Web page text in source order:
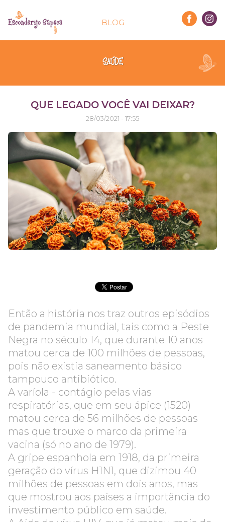
BLOG
SAÚDE
QUE LEGADO VOCÊ VAI DEIXAR?
28/03/2021 - 17:55
Então a história nos traz outros episódios
de pandemia mundial, tais como a Peste
Negra no século 14, que durante 10 anos
matou cerca de 100 milhões de pessoas,
pois não existia saneamento básico
tampouco antibiótico.
A varíola - contágio pelas vias
respiratórias, que em seu ápice (1520)
matou cerca de 56 milhões de pessoas
mas que trouxe o marco da primeira
vacina (só no ano de 1979).
A gripe espanhola em 1918, da primeira
geração do vírus H1N1, que dizimou 40
milhões de pessoas em dois anos, mas
que mostrou aos países a importância do
investimento público em saúde.